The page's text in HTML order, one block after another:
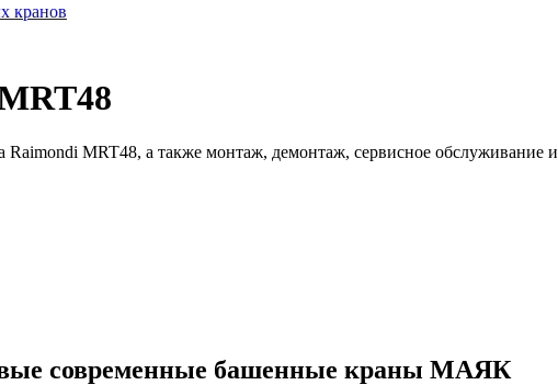
кранов
MRT48, а также монтаж, демонтаж, сервисное обслуживание и
современные башенные краны МАЯК